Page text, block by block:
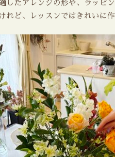
したアレンジの形や、ラッピ
れど、レッスンではきれいに